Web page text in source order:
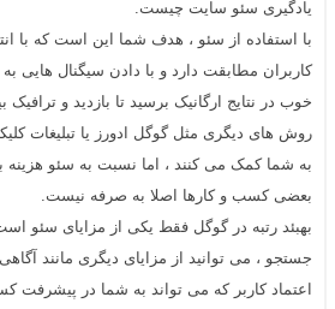
یادگیری سئو سایت چیست.
با استفاده از سئو ، هدف شما این است که با
کاربران مطابقت دارد و با دادن سیگنال هایی
خوب در نتایج ارگانیک برسید تا بازدید و
روش های دیگری مثل گوگل ادورز یا تبلیغات
به شما کمک می کنند ، اما نسبت به سئو هزینه
بعضی کسب و کارها اصلا به صرفه نیست.
بهبئد رتبه در گوگل فقط یکی از مزایای سئو
جستجو ، می توانید از مزایای دیگری مانند
اعتماد کاربر که می تواند به شما در پیشرفت